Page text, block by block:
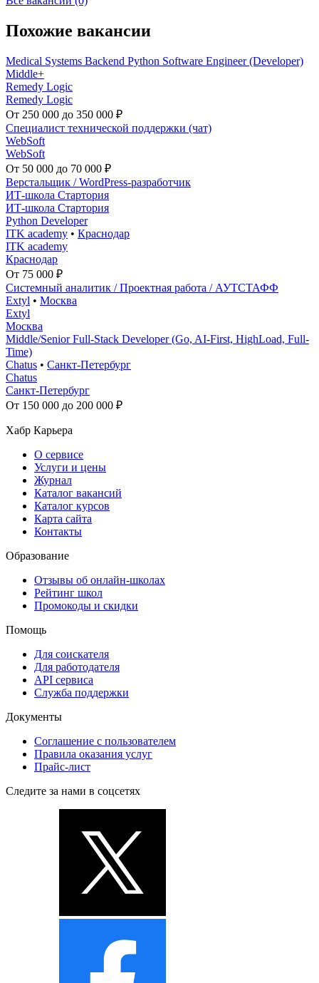
Похожие вакансии
Medical Systems Backend Python Software Engineer (Developer)
Middle+
Remedy Logic
Remedy Logic
От 250 000 до 350 000 ₽
Специалист технической поддержки (чат)
WebSoft
WebSoft
От 50 000 до 70 000 ₽
Верстальщик / WordPress-разработчик
ИТ-школа Стартория
ИТ-школа Стартория
Python Developer
ITK academy • Краснодар
ITK academy
Краснодар
От 75 000 ₽
Системный аналитик / Проектная работа / АУТСТАФФ
Extyl • Москва
Extyl
Москва
Middle/Senior Full-Stack Developer (Go, AI-First, HighLoad, Full-
Time)
Chatus • Санкт-Петербург
Chatus
Санкт-Петербург
От 150 000 до 200 000 ₽
Хабр Карьера
О сервисе
Услуги и цены
Журнал
Каталог вакансий
Каталог курсов
Карта сайта
Контакты
Образование
Отзывы об онлайн-школах
Рейтинг школ
Промокоды и скидки
Помощь
Для соискателя
Для работодателя
API сервиса
Служба поддержки
Документы
Соглашение с пользователем
Правила оказания услуг
Прайс-лист
Следите за нами в соцсетях